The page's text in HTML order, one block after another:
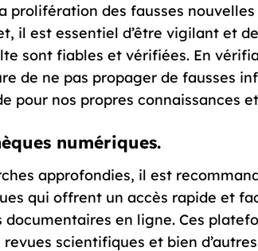
prolifération des fausses
il est essentiel d’être vigilant et de
sont fiables et vérifiées. En
de ne pas propager de fausses
pour nos propres connaissances
numériques.
approfondies, il est
qui offrent un accès rapide et
en ligne. Ces
scientifiques et bien